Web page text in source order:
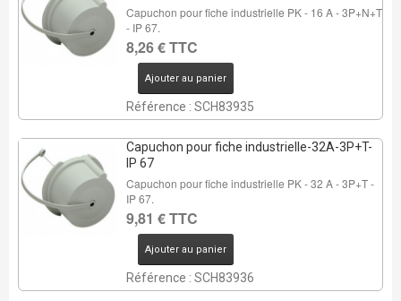
Capuchon pour fiche industrielle PK - 16 A - 3P+N+T
- IP 67.
8,26 € TTC
Ajouter au panier
Référence : SCH83935
Capuchon pour fiche industrielle-32A-3P+T-
IP 67
Capuchon pour fiche industrielle PK - 32 A - 3P+T -
IP 67.
9,81 € TTC
Ajouter au panier
Référence : SCH83936